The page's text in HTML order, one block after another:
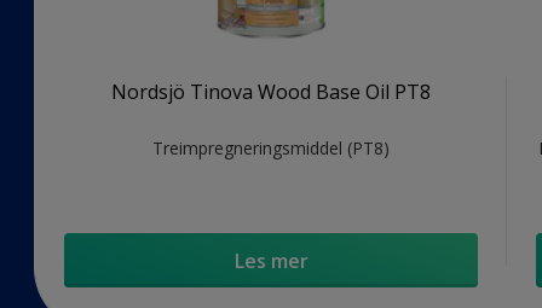
Nordsjö Tinova Wood Base Oil PT8
Treimpregneringsmiddel (PT8)
Les mer